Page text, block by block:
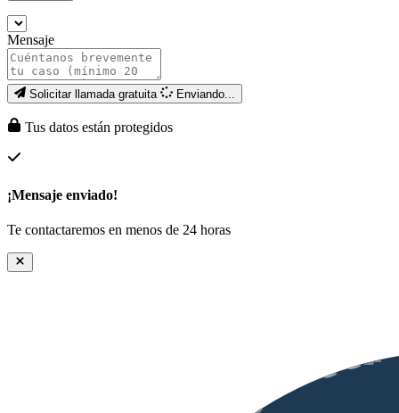
Mensaje
Solicitar llamada gratuita Enviando...
Tus datos están protegidos
¡Mensaje enviado!
Te contactaremos en menos de 24 horas